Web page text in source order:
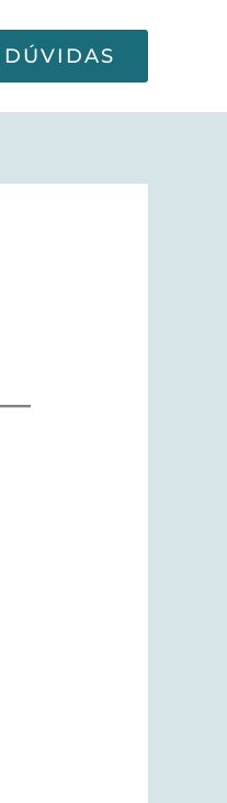
DÚVIDAS